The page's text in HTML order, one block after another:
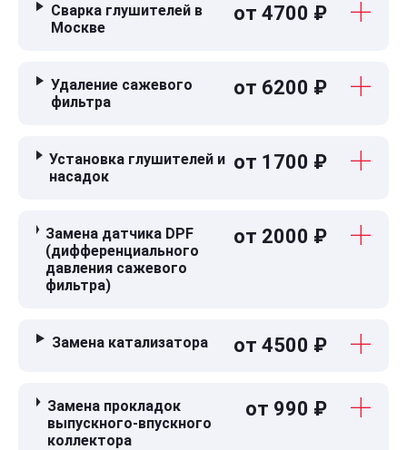
Сварка глушителей в
Москве
от 4700 ₽
Удаление сажевого
фильтра
от 6200 ₽
Установка глушителей и
насадок
от 1700 ₽
Замена датчика DPF
(дифференциального
давления сажевого
фильтра)
от 2000 ₽
Замена катализатора от 4500 ₽
Замена прокладок
выпускного-впускного
коллектора
от 990 ₽